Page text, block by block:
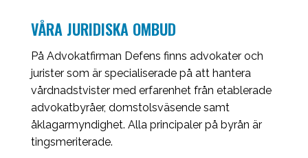
VÅRA JURIDISKA OMBUD
På Advokatfirman Defens finns advokater och
jurister som är specialiserade på att hantera
vårdnadstvister med erfarenhet från etablerade
advokatbyråer, domstolsväsende samt
åklagarmyndighet. Alla principaler på byrån är
tingsmeriterade.